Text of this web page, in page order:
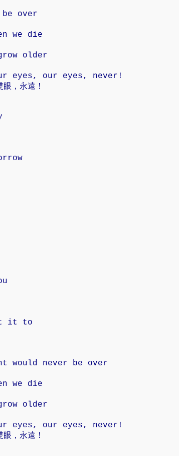
over
we die
older
eyes, our eyes, never!
，永遠！
it to
would never be over
we die
older
eyes, our eyes, never!
，永遠！